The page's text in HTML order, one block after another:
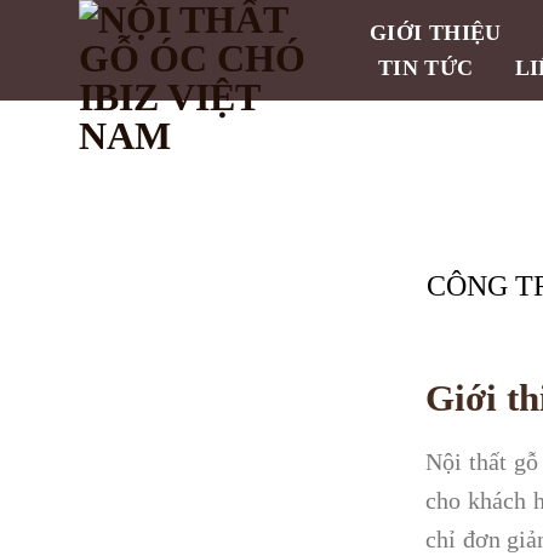
GIỚI THIỆU
TIN TỨC
CÔNG
Giới
Nội thất
cho khách
chỉ đơn